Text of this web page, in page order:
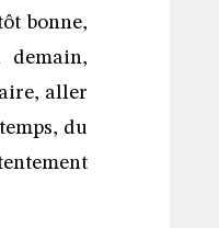
bonne,
demain,
aller
du